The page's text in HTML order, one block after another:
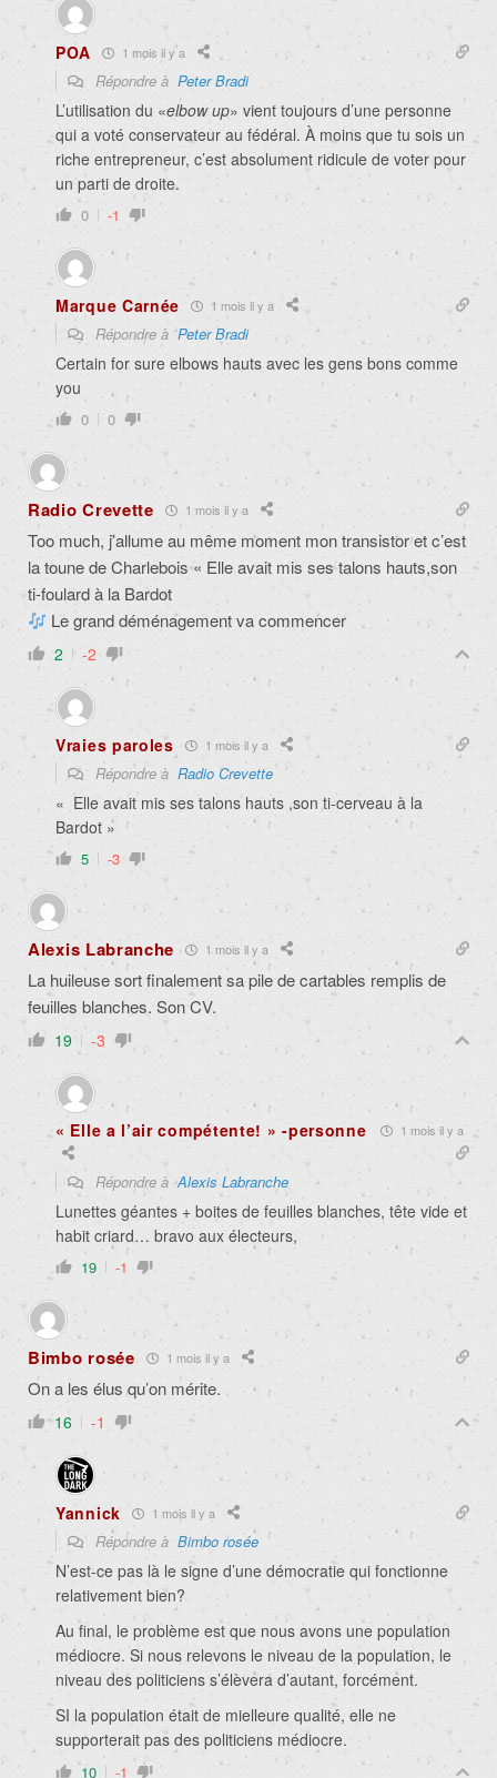
POA 1 mois il y a
Répondre à Peter Bradi
L’utilisation du «elbow up» vient toujours d’une personne
qui a voté conservateur au fédéral. À moins que tu sois un
riche entrepreneur, c’est absolument ridicule de voter pour
un parti de droite.
0 -1
Marque Carnée 1 mois il y a
Répondre àPeter Bradi
Certain for sure elbows hauts avec les gens bons comme
you
0 0
Radio Crevette 1 mois il y a
Too much, j’allume au même moment mon transistor et c’est
la toune de Charlebois « Elle avait mis ses talons hauts,son
ti-foulard à la Bardot
Le grand déménagement va commencer
2 -2
Vraies paroles 1 mois il y a
Répondre à Radio Crevette
« Elle avait mis ses talons hauts ,son ti-cerveau à la
Bardot »
5 -3
Alexis Labranche 1 mois il y a
La huileuse sort finalement sa pile de cartables remplis de
feuilles blanches. Son CV.
19 -3
« Elle a l’air compétente! » -personne 1 mois il y a
Répondre àAlexis Labranche
Lunettes géantes + boites de feuilles blanches, tête vide et
habit criard… bravo aux électeurs,
19 -1
Bimbo rosée 1 mois il y a
On a les élus qu’on mérite.
16 -1
Yannick 1 mois il y a
Répondre à Bimbo rosée
N’est-ce pas là le signe d’une démocratie qui fonctionne
relativement bien?
Au final, le problème est que nous avons une population
médiocre. Si nous relevons le niveau de la population, le
niveau des politiciens s’élèvera d’autant, forcément.
SI la population était de mielleure qualité, elle ne
supporterait pas des politiciens médiocre.
10 -1